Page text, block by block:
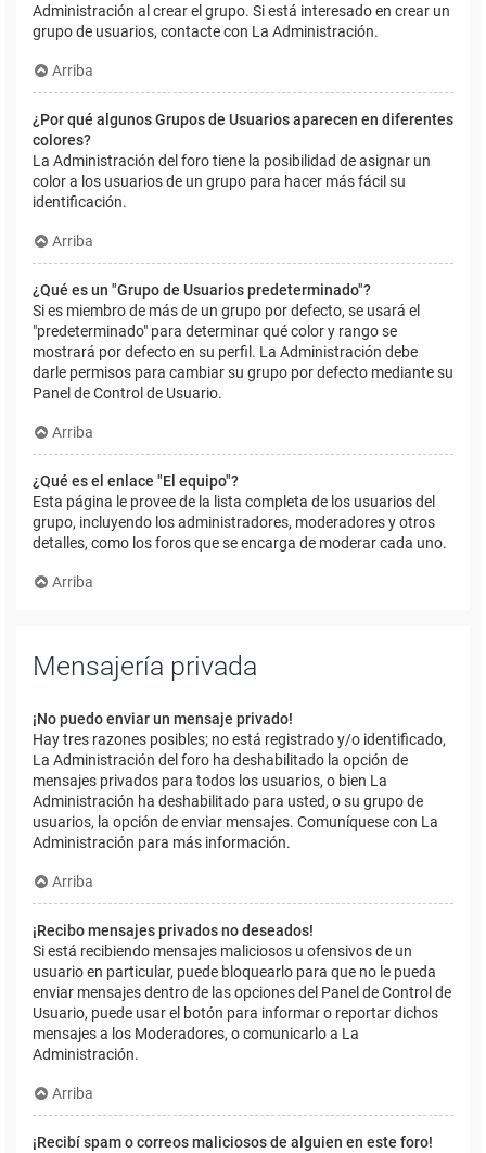
Administración al crear el grupo. Si está interesado en crear un
grupo de usuarios, contacte con La Administración.
Arriba
¿Por qué algunos Grupos de Usuarios aparecen en diferentes
colores?
La Administración del foro tiene la posibilidad de asignar un
color a los usuarios de un grupo para hacer más fácil su
identificación.
Arriba
¿Qué es un "Grupo de Usuarios predeterminado"?
Si es miembro de más de un grupo por defecto, se usará el
"predeterminado" para determinar qué color y rango se
mostrará por defecto en su perfil. La Administración debe
darle permisos para cambiar su grupo por defecto mediante su
Panel de Control de Usuario.
Arriba
¿Qué es el enlace "El equipo"?
Esta página le provee de la lista completa de los usuarios del
grupo, incluyendo los administradores, moderadores y otros
detalles, como los foros que se encarga de moderar cada uno.
Arriba
Mensajería privada
¡No puedo enviar un mensaje privado!
Hay tres razones posibles; no está registrado y/o identificado,
La Administración del foro ha deshabilitado la opción de
mensajes privados para todos los usuarios, o bien La
Administración ha deshabilitado para usted, o su grupo de
usuarios, la opción de enviar mensajes. Comuníquese con La
Administración para más información.
Arriba
¡Recibo mensajes privados no deseados!
Si está recibiendo mensajes maliciosos u ofensivos de un
usuario en particular, puede bloquearlo para que no le pueda
enviar mensajes dentro de las opciones del Panel de Control de
Usuario, puede usar el botón para informar o reportar dichos
mensajes a los Moderadores, o comunicarlo a La
Administración.
Arriba
¡Recibí spam o correos maliciosos de alguien en este foro!